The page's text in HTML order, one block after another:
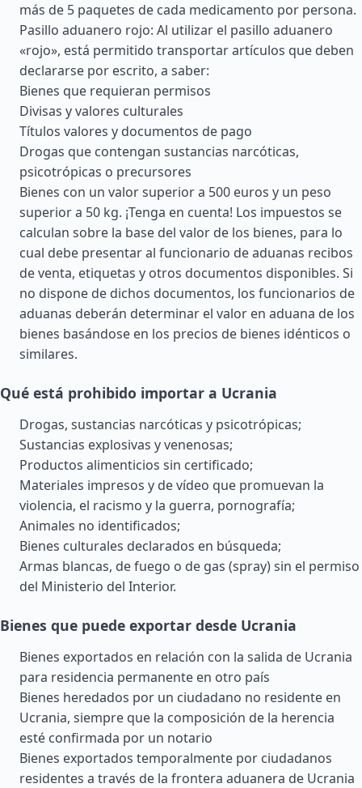
más de 5 paquetes de cada medicamento por persona.
Pasillo aduanero rojo: Al utilizar el pasillo aduanero
«rojo», está permitido transportar artículos que deben
declararse por escrito, a saber:
Bienes que requieran permisos
Divisas y valores culturales
Títulos valores y documentos de pago
Drogas que contengan sustancias narcóticas,
psicotrópicas o precursores
Bienes con un valor superior a 500 euros y un peso
superior a 50 kg. ¡Tenga en cuenta! Los impuestos se
calculan sobre la base del valor de los bienes, para lo
cual debe presentar al funcionario de aduanas recibos
de venta, etiquetas y otros documentos disponibles. Si
no dispone de dichos documentos, los funcionarios de
aduanas deberán determinar el valor en aduana de los
bienes basándose en los precios de bienes idénticos o
similares.
Qué está prohibido importar a Ucrania
Drogas, sustancias narcóticas y psicotrópicas;
Sustancias explosivas y venenosas;
Productos alimenticios sin certificado;
Materiales impresos y de vídeo que promuevan la
violencia, el racismo y la guerra, pornografía;
Animales no identificados;
Bienes culturales declarados en búsqueda;
Armas blancas, de fuego o de gas (spray) sin el permiso
del Ministerio del Interior.
Bienes que puede exportar desde Ucrania
Bienes exportados en relación con la salida de Ucrania
para residencia permanente en otro país
Bienes heredados por un ciudadano no residente en
Ucrania, siempre que la composición de la herencia
esté confirmada por un notario
Bienes exportados temporalmente por ciudadanos
residentes a través de la frontera aduanera de Ucrania